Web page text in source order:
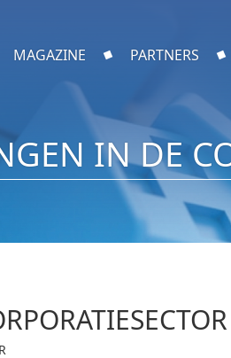
MAGAZINE PARTNERS
IN DE